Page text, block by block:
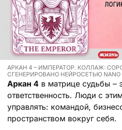
АРКАН 4 – ИМПЕРАТОР. КОЛЛАЖ:
СГЕНЕРИРОВАНО НЕЙРОСЕТЬЮ NANO
Аркан 4 в матрице судьбы –
ответственность. Люди с
управлять: командой,
пространством вокруг себя.